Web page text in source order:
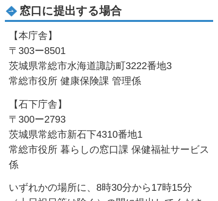
窓口に提出する場合
【本庁舎】
〒303ー8501
茨城県常総市水海道諏訪町3222番地3
常総市役所 健康保険課 管理係
【石下庁舎】
〒300ー2793
茨城県常総市新石下4310番地1
常総市役所 暮らしの窓口課 保健福祉サービス
係
いずれかの場所に、8時30分から17時15分